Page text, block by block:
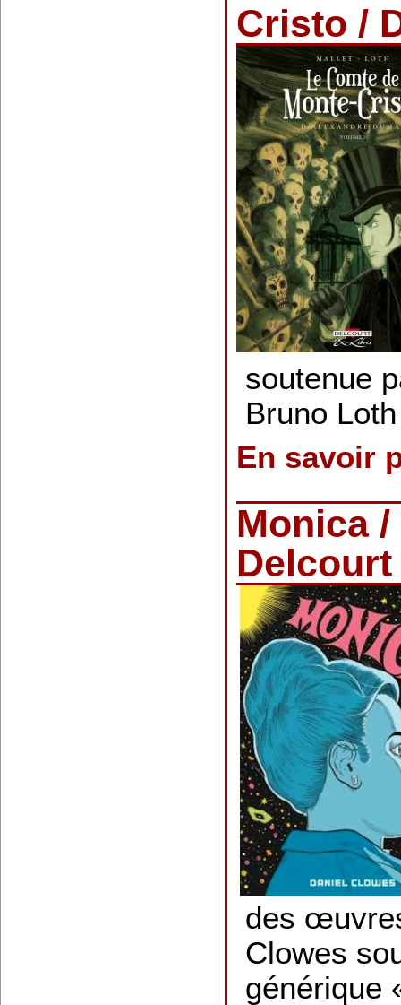
Cristo /
soutenue
Bruno Loth
En savoir
Monica
Delcourt
des
Clowes
générique